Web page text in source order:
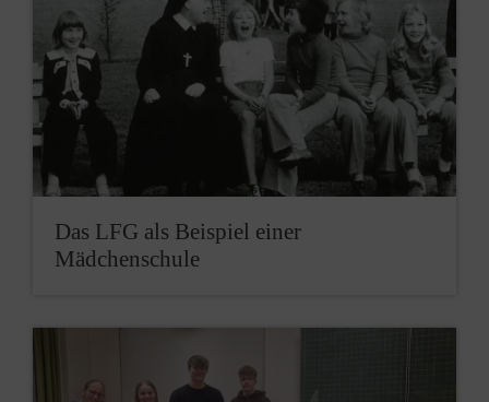
Das LFG als Beispiel einer
Mädchenschule